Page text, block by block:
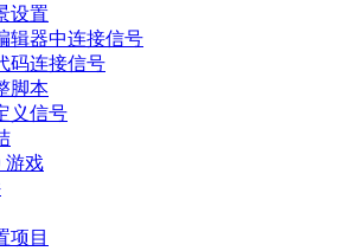
设置
辑器中连接信号
码连接信号
脚本
义信号
游戏
项目